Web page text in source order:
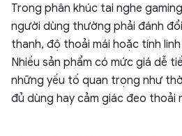
Trong phân khúc tai nghe
người dùng thường phải đánh
thanh, độ thoải mái hoặc tính
Nhiều sản phẩm có mức giá dễ
những yếu tố quan trọng như
đủ dùng hay cảm giác đeo thoải